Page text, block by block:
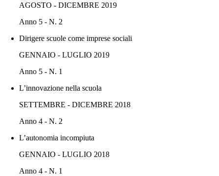
AGOSTO - DICEMBRE 2019
Anno 5 - N. 2
Dirigere scuole come imprese sociali
GENNAIO - LUGLIO 2019
Anno 5 - N. 1
L’innovazione nella scuola
SETTEMBRE - DICEMBRE 2018
Anno 4 - N. 2
L’autonomia incompiuta
GENNAIO - LUGLIO 2018
Anno 4 - N. 1